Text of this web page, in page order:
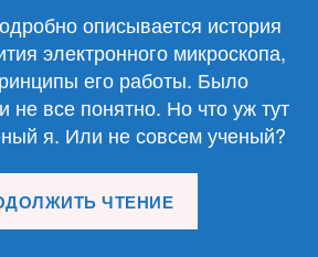
описывается история
электронного микроскопа,
его работы. Было
не все понятно. Но что уж тут
я. Или не совсем ученый?
ЧТЕНИЕ